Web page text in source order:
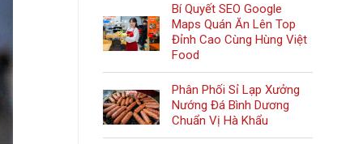
Bí Quyết SEO Google
Maps Quán Ăn Lên Top
Đỉnh Cao Cùng Hùng Việt
Food
Phân Phối Sỉ Lạp Xưởng
Nướng Đá Bình Dương
Chuẩn Vị Hà Khẩu